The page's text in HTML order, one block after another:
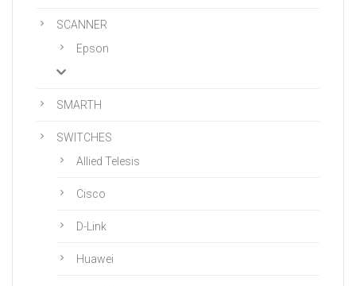
SCANNER
Epson
SMARTH
SWITCHES
Allied Telesis
Cisco
D-Link
Huawei